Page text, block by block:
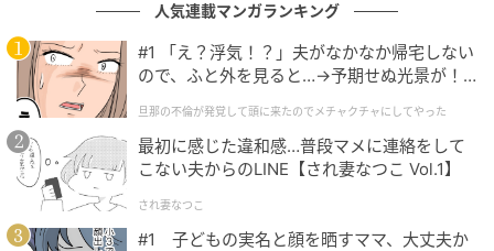
そして「どうせ私なんて……」と思わずに、やりたいこ
とにチャレンジしましょう！ 正反対の行動に思えるか
もしれませんが、その両方を積み重ねることで自分を
好きになれるはずです。
気持ちを素直に表現する
人気連載マンガランキング
#1 「え？浮気！？」夫がなかなか帰宅しない
ので、ふと外を見ると…→予期せぬ光景が！
クチャにしてやった
旦那の不倫が発覚して頭に来たのでメチャクチャにしてやった
最初に感じた違和感…普段マメに連絡をして
こない夫からのLINE【され妻なつこ Vol.1】
され妻なつこ
#1 子どもの実名と顔を晒すママ、大丈夫か